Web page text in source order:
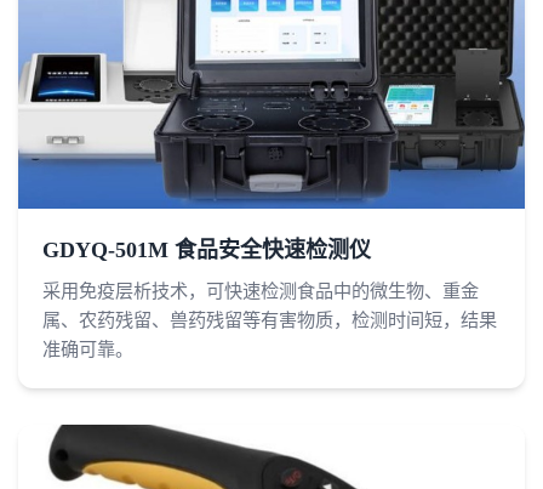
GDYQ-501M 食品安全快速检测仪
采用免疫层析技术，可快速检测食品中的微生物、重金
属、农药残留、兽药残留等有害物质，检测时间短，结果
准确可靠。